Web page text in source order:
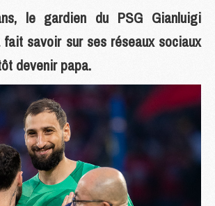
le gardien du PSG Gianluigi
fait savoir sur ses réseaux sociaux
devenir papa.